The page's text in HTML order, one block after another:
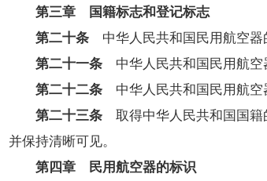
第三章 国籍标志和登记标志
第二十条中华人民共和国民用航空器
第二十一条中华人民共和国民用航空
第二十二条中华人民共和国民用航空
第二十三条取得中华人民共和国国籍
并保持清晰可见。
第四章 民用航空器的标识